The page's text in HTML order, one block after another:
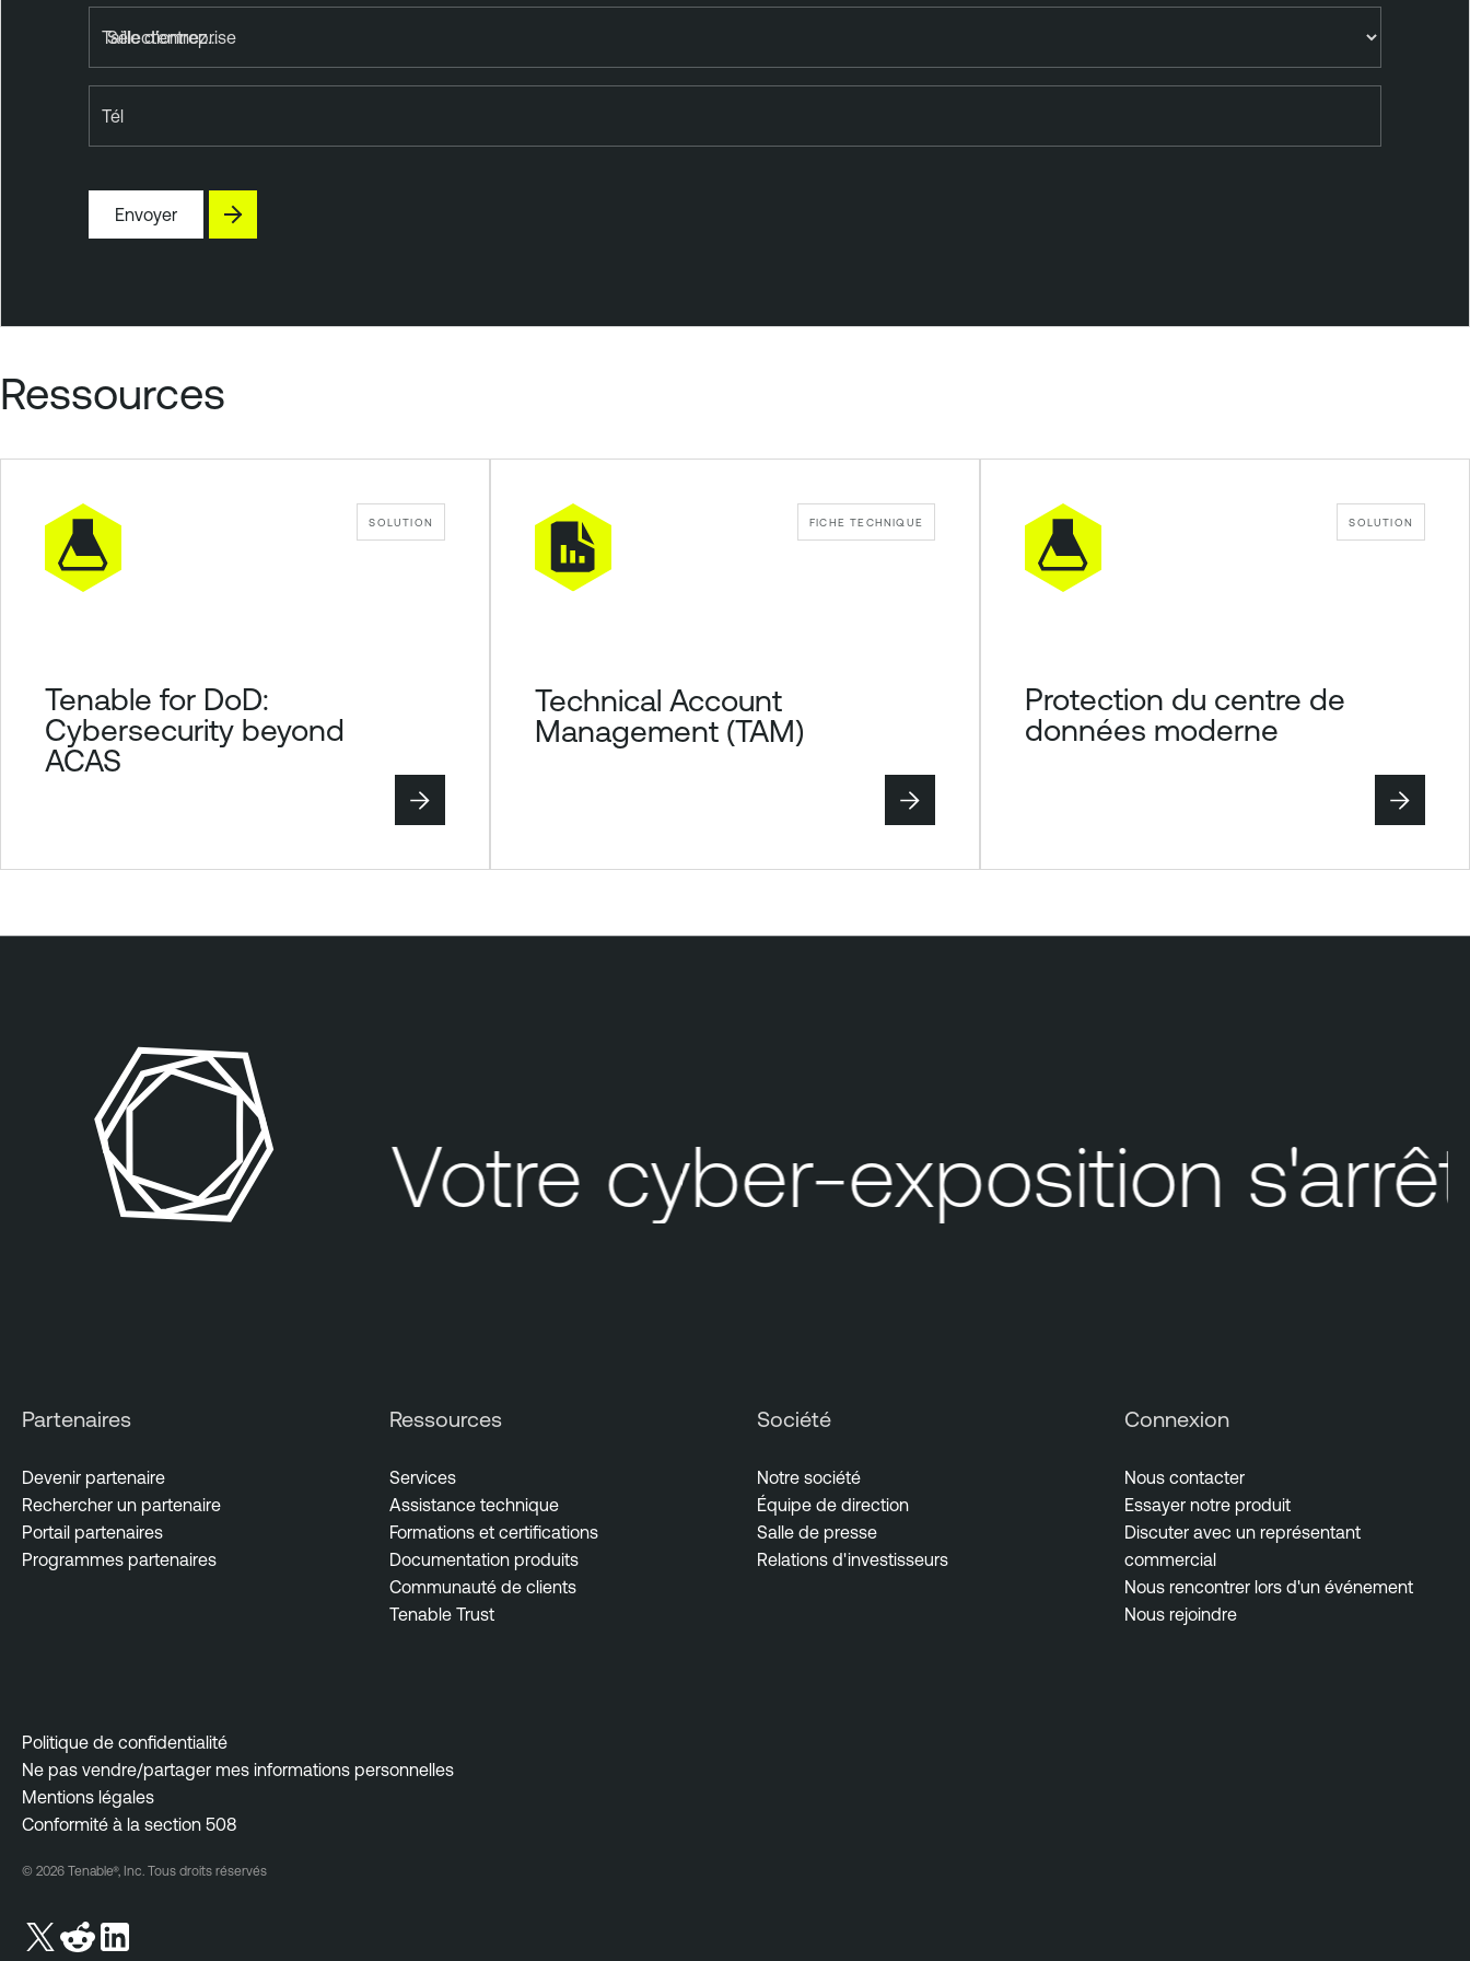
Taille d'entreprise
Tél
Envoyer
Ressources
SOLUTION
Tenable for DoD:
Cybersecurity beyond
ACAS
FICHE TECHNIQUE
Technical Account
Management (TAM)
SOLUTION
Protection du centre de
données moderne
Votre cyber-exposition
Partenaires
Devenir partenaire
Rechercher un partenaire
Portail partenaires
Programmes partenaires
Ressources
Services
Assistance technique
Formations et certifications
Documentation produits
Communauté de clients
Tenable Trust
Société
Notre société
Équipe de direction
Salle de presse
Relations d'investisseurs
Connexion
Nous contacter
Essayer notre produit
Discuter avec un représentant
commercial
Nous rencontrer lors d'un événement
Nous rejoindre
Politique de confidentialité
Ne pas vendre/partager mes informations personnelles
Mentions légales
Conformité à la section 508
© 2026 Tenable®, Inc. Tous droits réservés